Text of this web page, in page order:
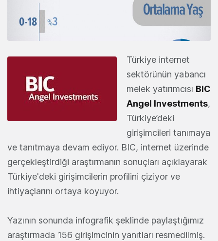
Türkiye internet
sektörünün yabancı
melek yatırımcısı BIC
Angel Investments,
Türkiye’deki
girişimcileri tanımaya
ve tanıtmaya devam ediyor. BIC, internet üzerinde
gerçekleştirdiği araştırmanın sonuçları açıklayarak
Türkiye'deki girişimcilerin profilini çiziyor ve
ihtiyaçlarını ortaya koyuyor.
Yazının sonunda infografik şeklinde paylaştığımız
araştırmada 156 girişimcinin yanıtları resmedilmiş.